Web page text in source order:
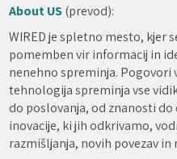
About US(prevod):
WIRED je spletno mesto, kjer
pomemben vir informacij in
nenehno spreminja. Pogovori
tehnologija spreminja vse
do poslovanja, od znanosti
inovacije, ki jih odkrivamo,
razmišljanja, novih povezav in